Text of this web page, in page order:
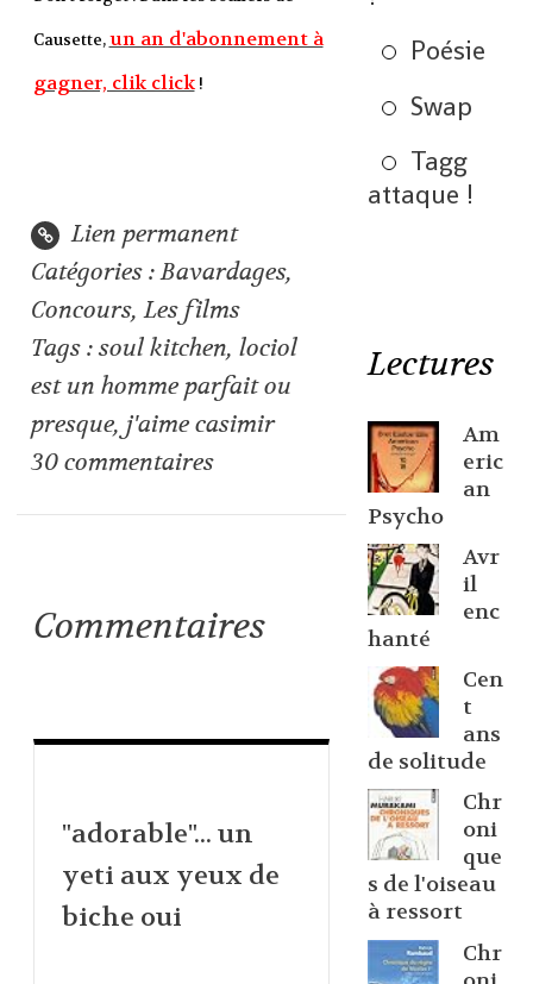
Causette,un an d'abonnement à
gagner, clik click!
Lien permanent
Catégories :Bavardages,
Concours,Les films
Tags :soul kitchen,lociol
est un homme parfait ou
presque, j'aime casimir
30 commentaires
Commentaires
"adorable"... un
yeti aux yeux de
biche oui
Poésie
Swap
Tagg
attaque !
Lectures
Am
eric
an
Psycho
Avr
il
enc
hanté
Cen
t
ans
de solitude
Chr
oni
que
s de l'oiseau
à ressort
Chr